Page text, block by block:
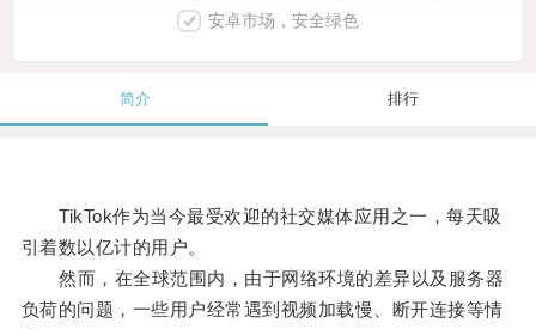
安卓市场，安全绿色
简介 排行
TikTok作为当今最受欢迎的社交媒体应用之一，每天吸
引着数以亿计的用户。
然而，在全球范围内，由于网络环境的差异以及服务器
负荷的问题，一些用户经常遇到视频加载慢、断开连接等情